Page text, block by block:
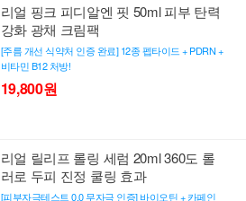
리얼 핑크 피디알엔 핏 50ml 피부 탄력
강화 광채 크림팩
[주름 개선 식약처 인증 완료] 12종 펩타이드 + PDRN +
비타민 B12 처방!
19,800원
리얼 릴리프 롤링 세럼 20ml 360도 롤
러로 두피 진정 쿨링 효과
[피부자극테스트 0.0 무자극 인증] 바이오틴 + 카페인